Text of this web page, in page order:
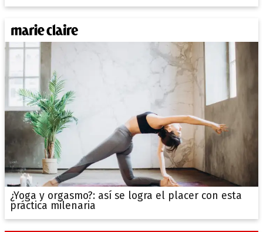
¿Yoga y orgasmo?: así se logra el placer con esta
práctica milenaria